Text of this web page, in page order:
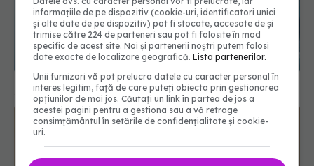
COVID-19, evoluție neașteptată
22 oct 2025, 08:48
informațiile de pe dispozitiv (cookie-uri, identificatori unici
și alte date de pe dispozitiv) pot fi stocate, accesate de și
trimise către 224 de parteneri sau pot fi folosite în mod
specific de acest site. Noi și partenerii noștri putem folosi
date exacte de localizare geografică.Lista partenerilor.
Unii furnizori vă pot prelucra datele cu caracter personal în
interes legitim, față de care puteți obiecta prin gestionarea
opțiunilor de mai jos. Căutați un link în partea de jos a
acestei pagini pentru a gestiona sau a vă retrage
consimțământul în setările de confidențialitate și cookie-
uri.